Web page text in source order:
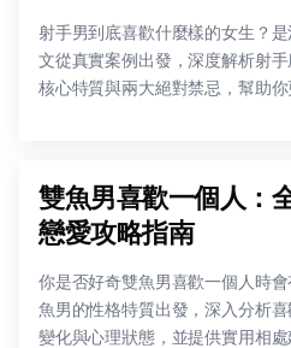
射手男到底喜歡什麼樣的女生？
文從真實案例出發，深度解析射
核心特質與兩大絕對禁忌，幫助你
雙魚男喜歡一個人：
戀愛攻略指南
你是否好奇雙魚男喜歡一個人時
魚男的性格特質出發，深入分析
變化與心理狀態，並提供實用相